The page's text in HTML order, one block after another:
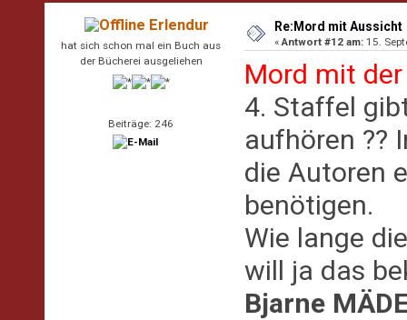
Erlendur
hat sich schon mal ein Buch aus
der Bücherei ausgeliehen
Beiträge: 246
Re:Mord mit Aussicht
«Antwort #12 am: 15.
Mord mit
4. Staffel
aufhören ??
die Autoren
benötigen.
Wie lange
will ja das
Bjarne